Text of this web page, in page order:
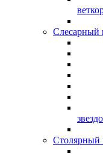
Слесарный
Столярный